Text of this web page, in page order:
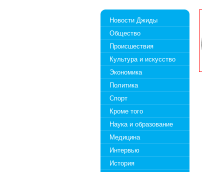
Новости Джиды
Общество
Происшествия
Культура и искусство
Экономика
Политика
Спорт
Кроме того
Наука и образование
Медицина
Интервью
История